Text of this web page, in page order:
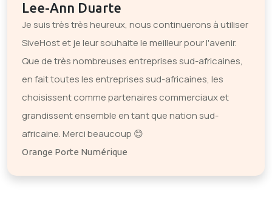
Lee-Ann Duarte
Je suis très très heureux, nous continuerons à utiliser
SiveHost et je leur souhaite le meilleur pour l'avenir.
Que de très nombreuses entreprises sud-africaines,
en fait toutes les entreprises sud-africaines, les
choisissent comme partenaires commerciaux et
grandissent ensemble en tant que nation sud-
africaine. Merci beaucoup 😊
Orange Porte Numérique